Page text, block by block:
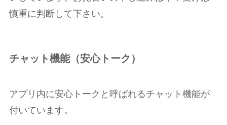
慎重に判断して下さい。
チャット機能（安心トーク）
アプリ内に安心トークと呼ばれるチャット機能が
付いています。